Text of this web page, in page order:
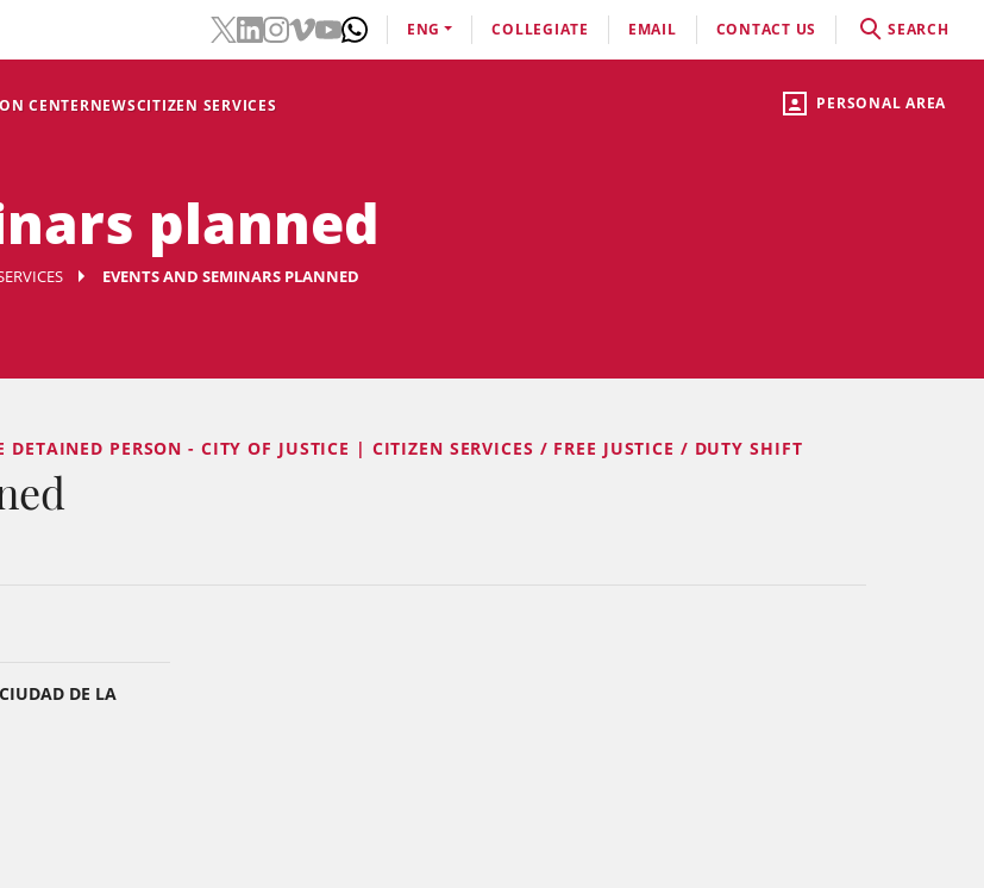
PERSONAL AREA
CENTERNEWSCITIZEN SERVICES
ENG COLLEGIATE EMAIL CONTACT US SEARCH
planned
EVENTS AND SEMINARS PLANNED
PERSON - CITY OF JUSTICE | CITIZEN SERVICES / FREE JUSTICE / DUTY SHIFT
DE LA